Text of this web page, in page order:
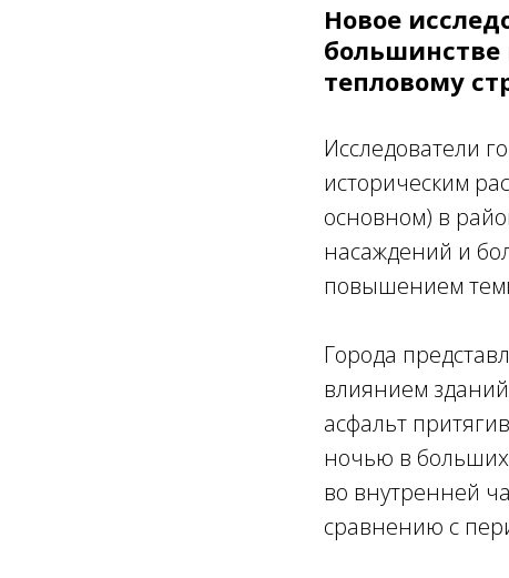
Новое
большинстве
тепловому
Исследователи
историческим
основном) в
насаждений и
повышением
Города
влиянием
асфальт
ночью в больших
во внутренней
сравнению с